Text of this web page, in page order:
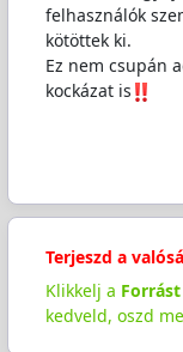
felhasználók
kötöttek ki.
Ez nem csupán
kockázat is
Terjeszd a
Klikkelj a
kedveld, oszd